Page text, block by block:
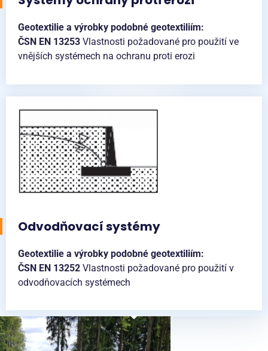
Geotextilie a výrobky podobné geotextiliím:
ČSN EN 13253 Vlastnosti požadované pro použití ve
vnějších systémech na ochranu proti erozi
Odvodňovací systémy
Geotextilie a výrobky podobné geotextiliím:
ČSN EN 13252 Vlastnosti požadované pro použití v
odvodňovacích systémech